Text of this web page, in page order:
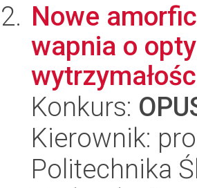
Nowe
wapnia o
Konkurs:
Kierownik:
Politechnika